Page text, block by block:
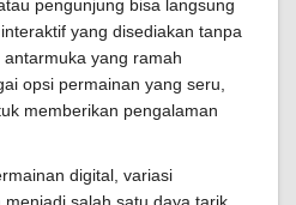
pengunjung bisa langsung
yang disediakan tanpa
yang ramah
opsi permainan yang seru,
memberikan pengalaman
digital, variasi